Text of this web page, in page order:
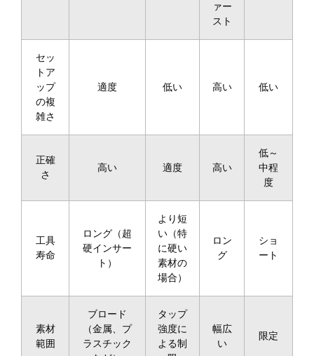
ァー
スト
セッ
トア
ップ
の複
雑さ
適度 低い 高い 低い
正確
さ
高い 適度 高い
低～
中程
度
工具
寿命
ロング（超
硬インサー
ト）
より短
い（特
に硬い
素材の
場合）
ロン
グ
ショ
ート
素材
範囲
ブロード
（金属、プ
ラスチック
タップ
強度に
よる制
幅広
い
限定